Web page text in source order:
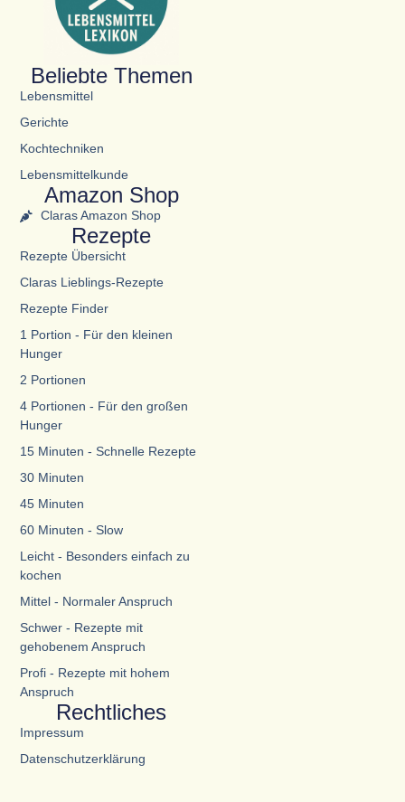
Beliebte Themen
Lebensmittel
Gerichte
Kochtechniken
Lebensmittelkunde
Amazon Shop
Claras Amazon Shop
Rezepte
Rezepte Übersicht
Claras Lieblings-Rezepte
Rezepte Finder
1 Portion - Für den kleinen
Hunger
2 Portionen
4 Portionen - Für den großen
Hunger
15 Minuten - Schnelle Rezepte
30 Minuten
45 Minuten
60 Minuten - Slow
Leicht - Besonders einfach zu
kochen
Mittel - Normaler Anspruch
Schwer - Rezepte mit
gehobenem Anspruch
Profi - Rezepte mit hohem
Anspruch
Rechtliches
Impressum
Datenschutzerklärung